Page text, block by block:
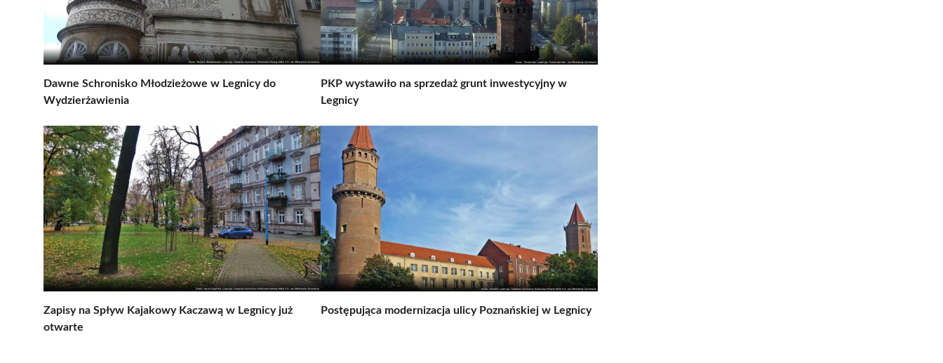
Dawne Schronisko Młodzieżowe w Legnicy do
Wydzierżawienia
PKP wystawiło na sprzedaż grunt inwestycyjny w
Legnicy
Zapisy na Spływ Kajakowy Kaczawą w Legnicy już
otwarte
Postępująca modernizacja ulicy Poznańskiej w Legnicy